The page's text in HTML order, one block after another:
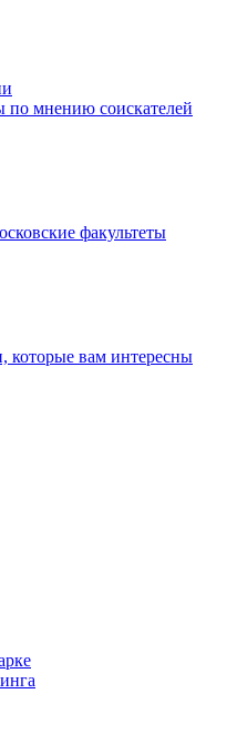
мнению соискателей
факультеты
которые вам интересны